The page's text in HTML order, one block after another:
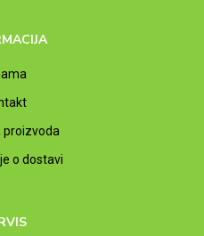
proizvoda
o dostavi